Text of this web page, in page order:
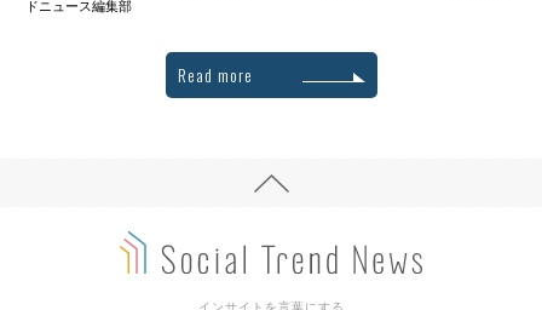
ドニュース編集部
Read more
インサイトを言葉にする